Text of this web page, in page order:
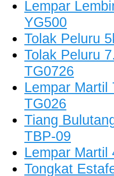
Lempar
YG500
Tolak Peluru
Tolak Peluru
TG0726
Lempar Martil
TG026
Tiang
TBP-09
Lempar Martil
Tongkat